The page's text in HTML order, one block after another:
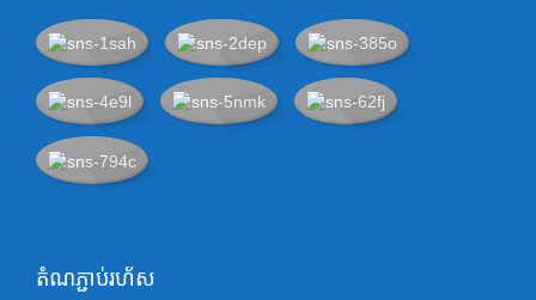
តំណភ្ជាប់រហ័ស